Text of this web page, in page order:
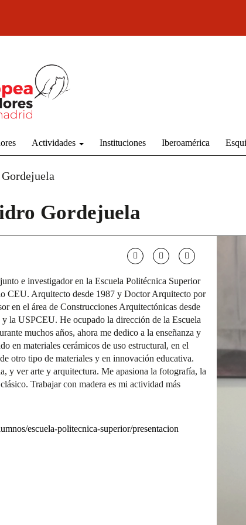
Actividades Instituciones Iberoamérica
Gordejuela
e investigador en la Escuela Politécnica Superior
CEU. Arquitecto desde 1987 y Doctor Arquitecto por
en el área de Construcciones Arquitectónicas desde
la USPCEU. He ocupado la dirección de la Escuela
muchos años, ahora me dedico a la enseñanza y
en materiales cerámicos de uso estructural, en el
otro tipo de materiales y en innovación educativa.
y ver arte y arquitectura. Me apasiona la fotografía, la
Trabajar con madera es mi actividad más
escuela-politecnica-superior/presentacion